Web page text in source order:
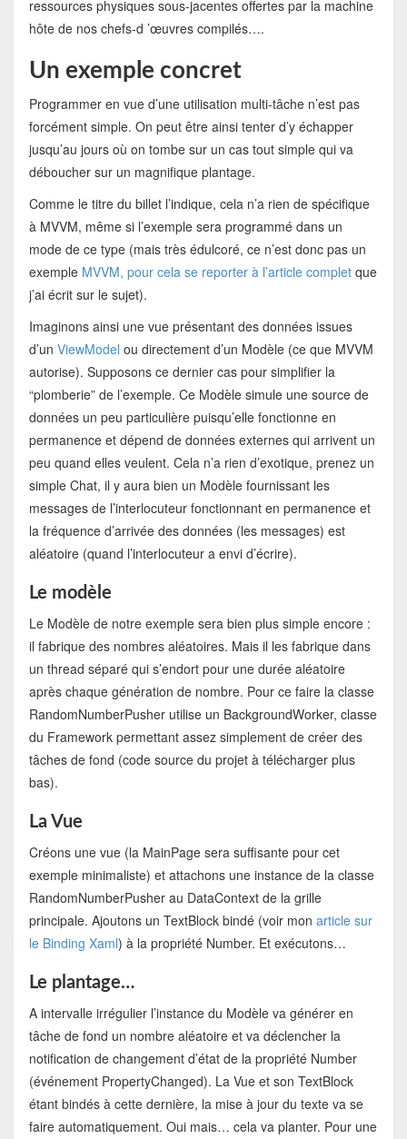
ressources physiques sous-jacentes offertes par la machine
hôte de nos chefs-d ’œuvres compilés….
Un exemple concret
Programmer en vue d’une utilisation multi-tâche n’est pas
forcément simple. On peut être ainsi tenter d’y échapper
jusqu’au jours où on tombe sur un cas tout simple qui va
déboucher sur un magnifique plantage.
Comme le titre du billet l’indique, cela n’a rien de spécifique
à MVVM, même si l’exemple sera programmé dans un
mode de ce type (mais très édulcoré, ce n’est donc pas un
exemple MVVM, pour cela se reporter à l’article completque
j’ai écrit sur le sujet).
Imaginons ainsi une vue présentant des données issues
d’un ViewModel ou directement d’un Modèle (ce que MVVM
autorise). Supposons ce dernier cas pour simplifier la
“plomberie” de l’exemple. Ce Modèle simule une source de
données un peu particulière puisqu’elle fonctionne en
permanence et dépend de données externes qui arrivent un
peu quand elles veulent. Cela n’a rien d’exotique, prenez un
simple Chat, il y aura bien un Modèle fournissant les
messages de l’interlocuteur fonctionnant en permanence et
la fréquence d’arrivée des données (les messages) est
aléatoire (quand l’interlocuteur a envi d’écrire).
Le modèle
Le Modèle de notre exemple sera bien plus simple encore :
il fabrique des nombres aléatoires. Mais il les fabrique dans
un thread séparé qui s’endort pour une durée aléatoire
après chaque génération de nombre. Pour ce faire la classe
RandomNumberPusher utilise un BackgroundWorker, classe
du Framework permettant assez simplement de créer des
tâches de fond (code source du projet à télécharger plus
bas).
La Vue
Créons une vue (la MainPage sera suffisante pour cet
exemple minimaliste) et attachons une instance de la classe
RandomNumberPusher au DataContext de la grille
principale. Ajoutons un TextBlock bindé (voir mon article sur
le Binding Xaml) à la propriété Number. Et exécutons…
Le plantage…
A intervalle irrégulier l’instance du Modèle va générer en
tâche de fond un nombre aléatoire et va déclencher la
notification de changement d’état de la propriété Number
(événement PropertyChanged). La Vue et son TextBlock
étant bindés à cette dernière, la mise à jour du texte va se
faire automatiquement. Oui mais… cela va planter. Pour une